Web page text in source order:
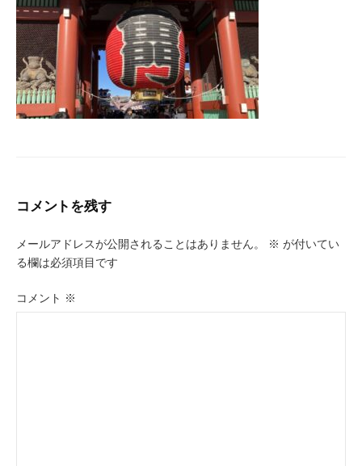
コメントを残す
メールアドレスが公開されることはありません。 ※ が付いてい
る欄は必須項目です
コメント ※